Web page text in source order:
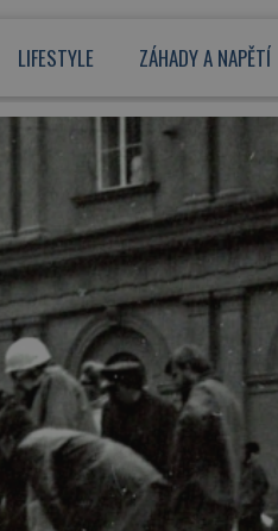
LIFESTYLE ZÁHADY A NAPĚTÍ